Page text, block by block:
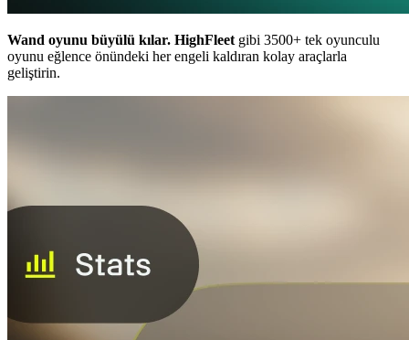
Wand oyunu büyülü kılar. HighFleet gibi 3500+ tek oyunculu
oyunu eğlence önündeki her engeli kaldıran kolay araçlarla
geliştirin.